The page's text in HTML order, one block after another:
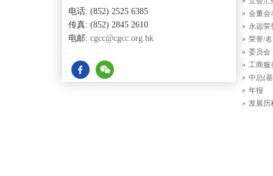
电话: (852) 2525 6385
传真: (852) 2845 2610
电邮: cgcc@cgcc.org.hk
会董会
永远荣
荣誉/
委员会
工商服
中总(
年报
发展历